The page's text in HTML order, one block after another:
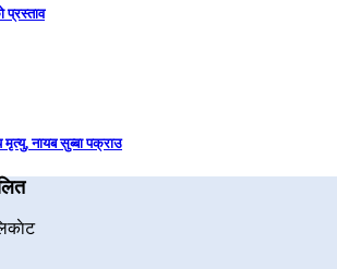
प्रस्ताव
मृत्यु, नायब सुब्बा पक्राउ